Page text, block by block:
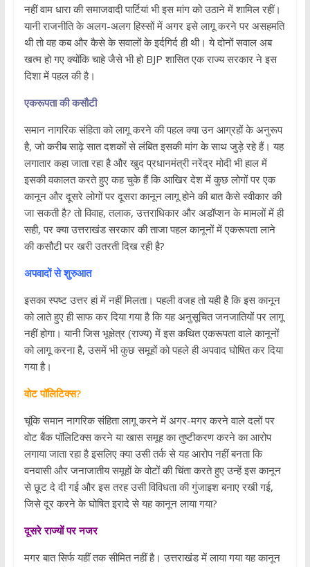
नहीं वाम धारा की समाजवादी पार्टियां भी इस मांग को उठाने में शामिल रहीं।
यानी राजनीति के अलग-अलग हिस्सों में अगर इसे लागू करने पर असहमति
थी तो वह कब और कैसे के सवालों के इर्दगिर्द ही थी। ये दोनों सवाल अब
खत्म हो गए क्योंकि चाहे जैसे भी हो BJP शासित एक राज्य सरकार ने इस
दिशा में पहल की है।
एकरूपता की कसौटी
समान नागरिक संहिता को लागू करने की पहल क्या उन आग्रहों के अनुरूप
है, जो करीब साढ़े सात दशकों से लंबित इसकी मांग के साथ जुड़े रहे हैं। यह
लगातार कहा जाता रहा है और खुद प्रधानमंत्री नरेंद्र मोदी भी हाल में
इसकी वकालत करते हुए कह चुके हैं कि आखिर देश में कुछ लोगों पर एक
कानून और दूसरे लोगों पर दूसरा कानून लागू होने की बात कैसे स्वीकार की
जा सकती है? तो विवाह, तलाक, उत्तराधिकार और अडॉप्शन के मामलों में ही
सही, पर क्या उत्तराखंड सरकार की ताजा पहल कानूनों में एकरूपता लाने
की कसौटी पर खरी उतरती दिख रही है?
अपवादों से शुरुआत
इसका स्पष्ट उत्तर हां में नहीं मिलता। पहली वजह तो यही है कि इस कानून
को लाते हुए ही साफ कर दिया गया है कि यह अनुसूचित जनजातियों पर लागू
नहीं होगा। यानी जिस भूक्षेत्र (राज्य) में इस कथित एकरूपता वाले कानूनों
को लागू करना है, उसमें भी कुछ समूहों को पहले ही अपवाद घोषित कर दिया
गया है।
वोट पॉलिटिक्स?
चूंकि समान नागरिक संहिता लागू करने में अगर-मगर करने वाले दलों पर
वोट बैंक पॉलिटिक्स करने या खास समूह का तुष्टीकरण करने का आरोप
लगाया जाता रहा है इसलिए क्या उसी तर्क से यह आरोप नहीं बनता कि
वनवासी और जनाजातीय समूहों के वोटों की चिंता करते हुए उन्हें इस कानून
से छूट दे दी गई और इस तरह उसी विविधता की गुंजाइश बनाए रखी गई,
जिसे दूर करने के घोषित इरादे से यह कानून लाया गया?
दूसरे राज्यों पर नजर
मगर बात सिर्फ यहीं तक सीमित नहीं है। उत्तराखंड में लाया गया यह कानून